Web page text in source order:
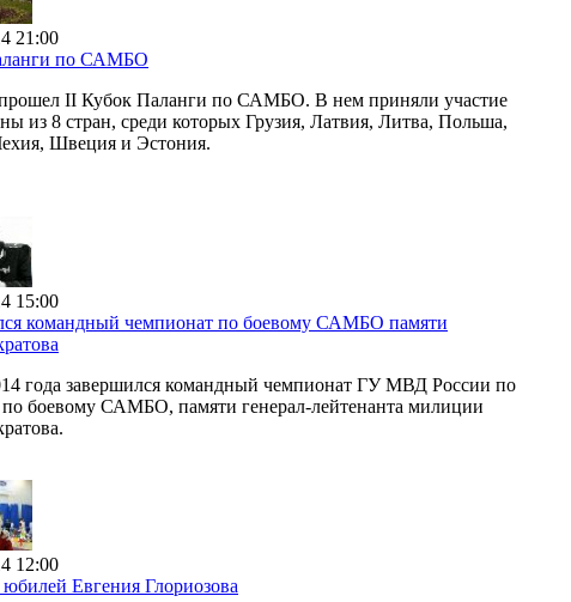
21:00
по САМБО
II Кубок Паланги по САМБО. В нем приняли участие
из 8 стран, среди которых Грузия, Латвия, Литва, Польша,
Швеция и Эстония.
15:00
командный чемпионат по боевому САМБО памяти
года завершился командный чемпионат ГУ МВД России по
боевому САМБО, памяти генерал-лейтенанта милиции
12:00
Евгения Глориозова